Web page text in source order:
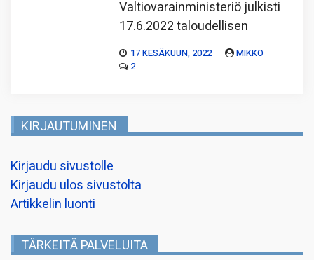
Valtiovarainministeriö julkisti
17.6.2022 taloudellisen
17 KESÄKUUN, 2022
MIKKO
2
KIRJAUTUMINEN
Kirjaudu sivustolle
Kirjaudu ulos sivustolta
Artikkelin luonti
TÄRKEITÄ PALVELUITA